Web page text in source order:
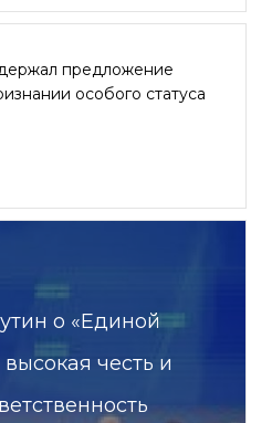
предложение
особого статуса
о «Единой
честь и